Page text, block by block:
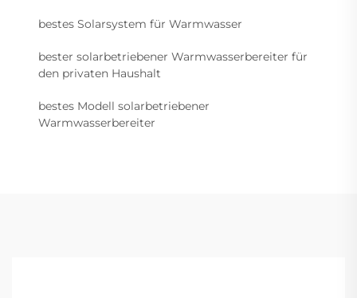
bestes Solarsystem für Warmwasser
bester solarbetriebener Warmwasserbereiter für
den privaten Haushalt
bestes Modell solarbetriebener
Warmwasserbereiter